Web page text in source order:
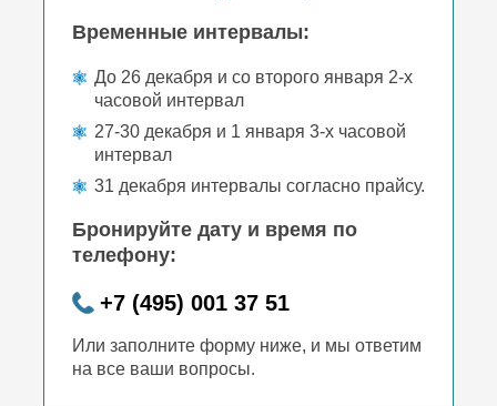
Временные интервалы:
До 26 декабря и со второго января 2-х
часовой интервал
27-30 декабря и 1 января 3-х часовой
интервал
31 декабря интервалы согласно прайсу.
Бронируйте дату и время по
телефону:
+7 (495) 001 37 51
Или заполните форму ниже, и мы ответим
на все ваши вопросы.